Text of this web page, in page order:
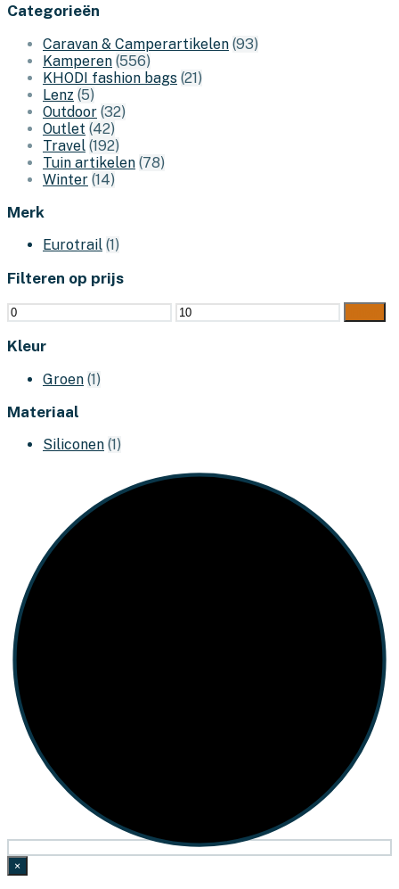
Categorieën
Caravan & Camperartikelen (93)
Kamperen (556)
KHODI fashion bags (21)
Lenz (5)
Outdoor (32)
Outlet (42)
Travel (192)
Tuin artikelen (78)
Winter (14)
Merk
Eurotrail (1)
Filteren op prijs
Min.
prijs
Max.
prijs
Kleur
Groen (1)
Materiaal
Siliconen (1)
×